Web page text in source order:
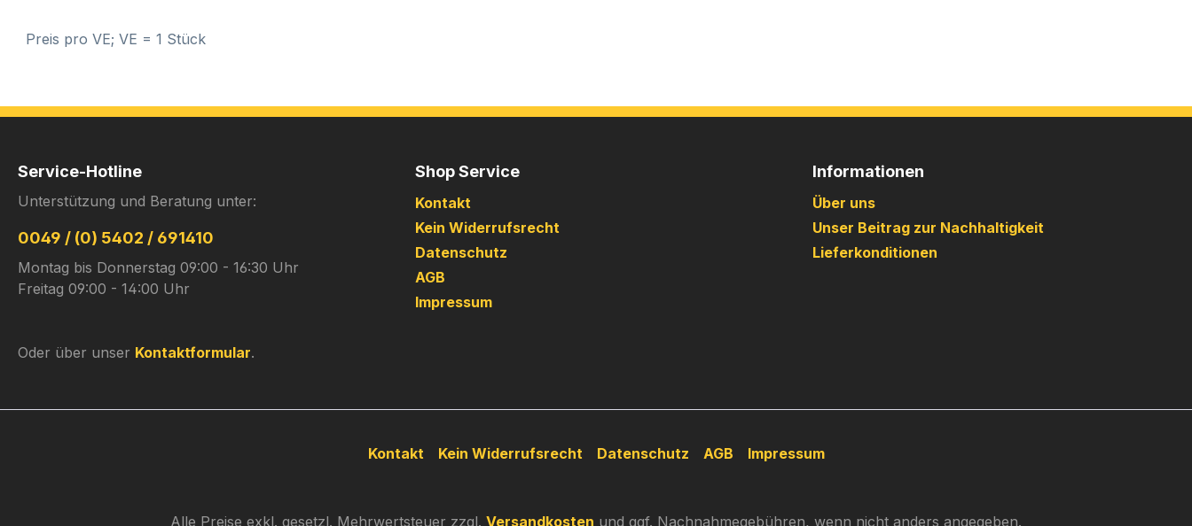
Preis pro VE; VE = 1 Stück
Service-Hotline
Unterstützung und Beratung unter:
0049 / (0) 5402 / 691410
Montag bis Donnerstag 09:00 - 16:30 Uhr
Freitag 09:00 - 14:00 Uhr
Oder über unser Kontaktformular.
Shop Service
Kontakt
Kein Widerrufsrecht
Datenschutz
AGB
Impressum
Informationen
Über uns
Unser Beitrag zur Nachhaltigkeit
Lieferkonditionen
Kontakt Kein Widerrufsrecht Datenschutz AGB Impressum
Alle Preise exkl. gesetzl. Mehrwertsteuer zzgl. Versandkosten und ggf. Nachnahmegebühren, wenn nicht anders angegeben.